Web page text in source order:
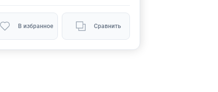
В избранное Сравнить